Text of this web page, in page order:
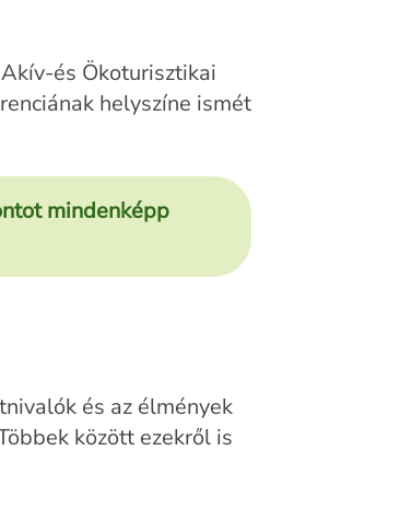
és Ökoturisztikai
helyszíne ismét
mindenképp
és az élmények
között ezekről is